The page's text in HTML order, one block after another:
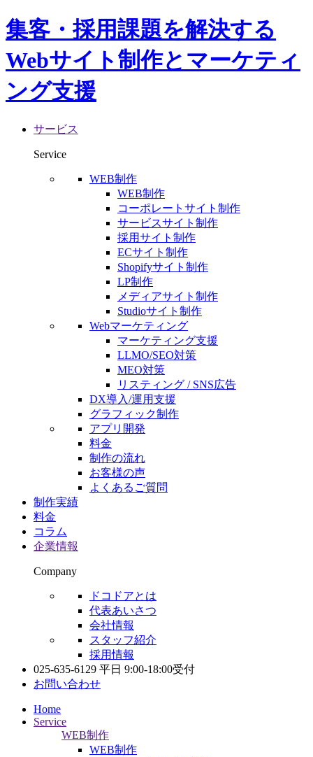
集客・採用課題を解決する
Webサイト制作とマーケティ
ング支援
サービス
Service
WEB制作
WEB制作
コーポレートサイト制作
サービスサイト制作
採用サイト制作
ECサイト制作
Shopifyサイト制作
LP制作
メディアサイト制作
Studioサイト制作
Webマーケティング
マーケティング支援
LLMO/SEO対策
MEO対策
リスティング / SNS広告
DX導入/運用支援
グラフィック制作
アプリ開発
料金
制作の流れ
お客様の声
よくあるご質問
制作実績
料金
コラム
企業情報
Company
ドコドアとは
代表あいさつ
会社情報
スタッフ紹介
採用情報
025-635-6129 平日 9:00-18:00受付
お問い合わせ
Home
Service
WEB制作
WEB制作